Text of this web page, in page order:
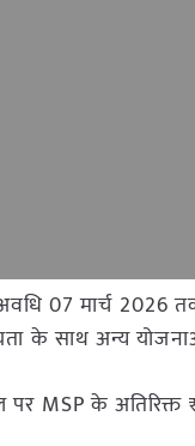
07 मार्च 2026
के साथ अन्य
MSP के अतिरिक्त